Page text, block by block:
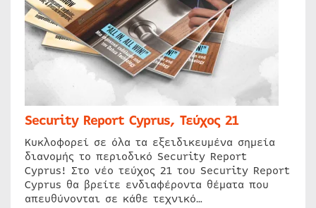
Security Report Cyprus, Τεύχος 21
Κυκλοφορεί σε όλα τα εξειδικευμένα σημεία
διανομής το περιοδικό Security Report
Cyprus! Στο νέο τεύχος 21 του Security Report
Cyprus θα βρείτε ενδιαφέροντα θέματα που
απευθύνονται σε κάθε τεχνικό…